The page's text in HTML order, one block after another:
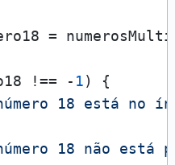
=
!== - 1) {
18 está no
18 não está